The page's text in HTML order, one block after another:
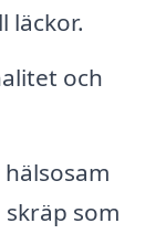
läckor.
och
som